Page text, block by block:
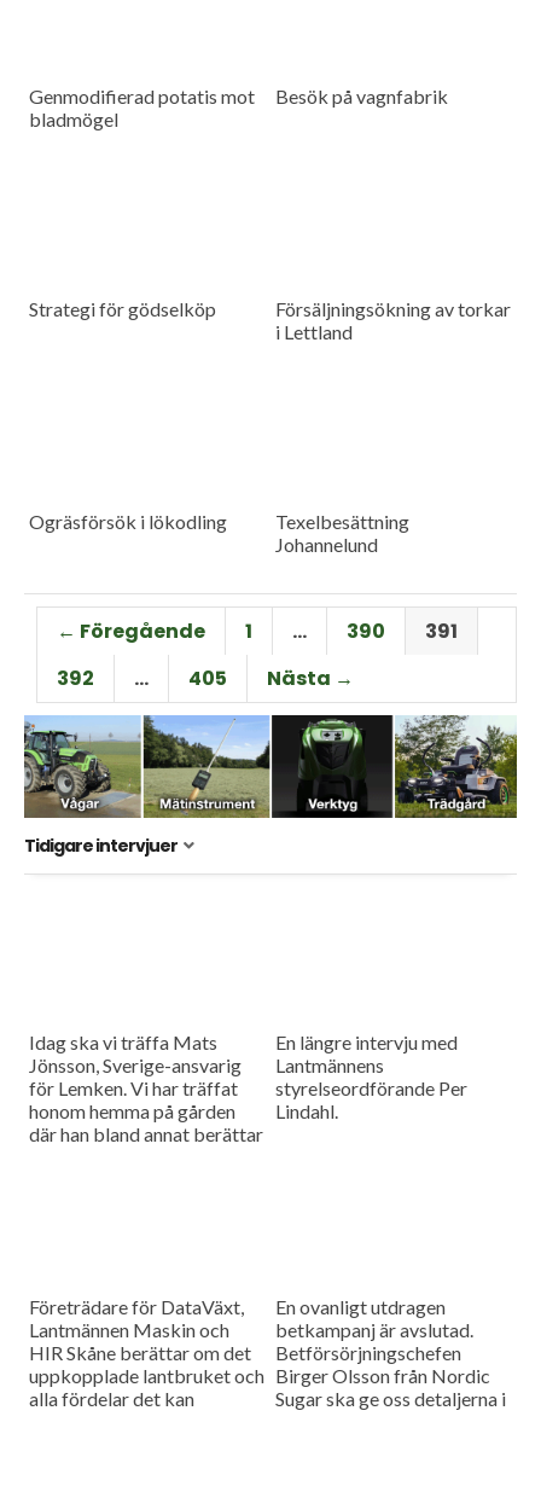
Genmodifierad potatis mot
bladmögel
Besök på vagnfabrik
Strategi för gödselköp
Försäljningsökning av torkar
i Lettland
Ogräsförsök i lökodling
Texelbesättning
Johannelund
← Föregående 1 … 390
391
392
… 405 Nästa →
Tidigare intervjuer
Idag ska vi träffa Mats
Jönsson, Sverige-ansvarig
för Lemken. Vi har träffat
honom hemma på gården
där han bland annat berättar
En längre intervju med
Lantmännens
styrelseordförande Per
Lindahl.
Företrädare för DataVäxt,
Lantmännen Maskin och
HIR Skåne berättar om det
uppkopplade lantbruket och
alla fördelar det kan
En ovanligt utdragen
betkampanj är avslutad.
Betförsörjningschefen
Birger Olsson från Nordic
Sugar ska ge oss detaljerna i